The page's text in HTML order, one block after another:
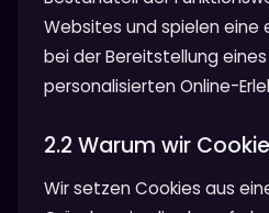
Websites und spielen eine
bei der Bereitstellung
personalisierten Online-
2.2 Warum wir
Wir setzen Cookies aus